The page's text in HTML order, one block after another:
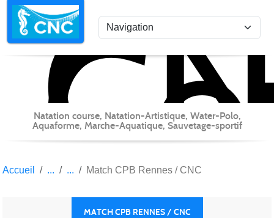
Natation course, Natation-Artistique, Water-Polo,
Aquaforme, Marche-Aquatique, Sauvetage-sportif
Accueil Match CPB Rennes / CNC
MATCH CPB RENNES / CNC
Panneau de gestion des cookies